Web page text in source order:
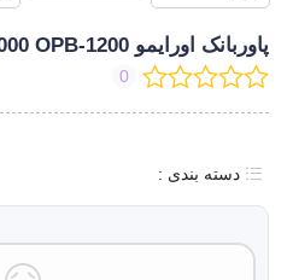
پاوربانک اورایمو Power bank oraimo 20000 OPB-1200
0
دسته بندی :